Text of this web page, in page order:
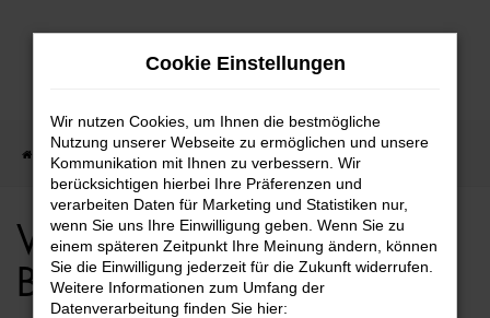
Zum
Startseite Berlin VW Golf Sportsvan für Berlin Top Angebote
VW Golf Sportsvan für
Berlin Top Angebote
Cookie Einstellungen
Wir nutzen Cookies, um Ihnen die bestmögliche
Nutzung unserer Webseite zu ermöglichen und unsere
Kommunikation mit Ihnen zu verbessern. Wir
berücksichtigen hierbei Ihre Präferenzen und
verarbeiten Daten für Marketing und Statistiken nur,
wenn Sie uns Ihre Einwilligung geben. Wenn Sie zu
einem späteren Zeitpunkt Ihre Meinung ändern, können
Sie die Einwilligung jederzeit für die Zukunft widerrufen.
Weitere Informationen zum Umfang der
Datenverarbeitung finden Sie hier: